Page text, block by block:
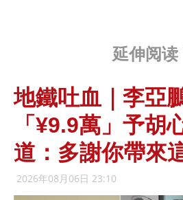
延伸阅读
地鐵吐血｜李亞
「¥9.9萬」予胡
道：多謝你帶來
2026年08月06日 23:10